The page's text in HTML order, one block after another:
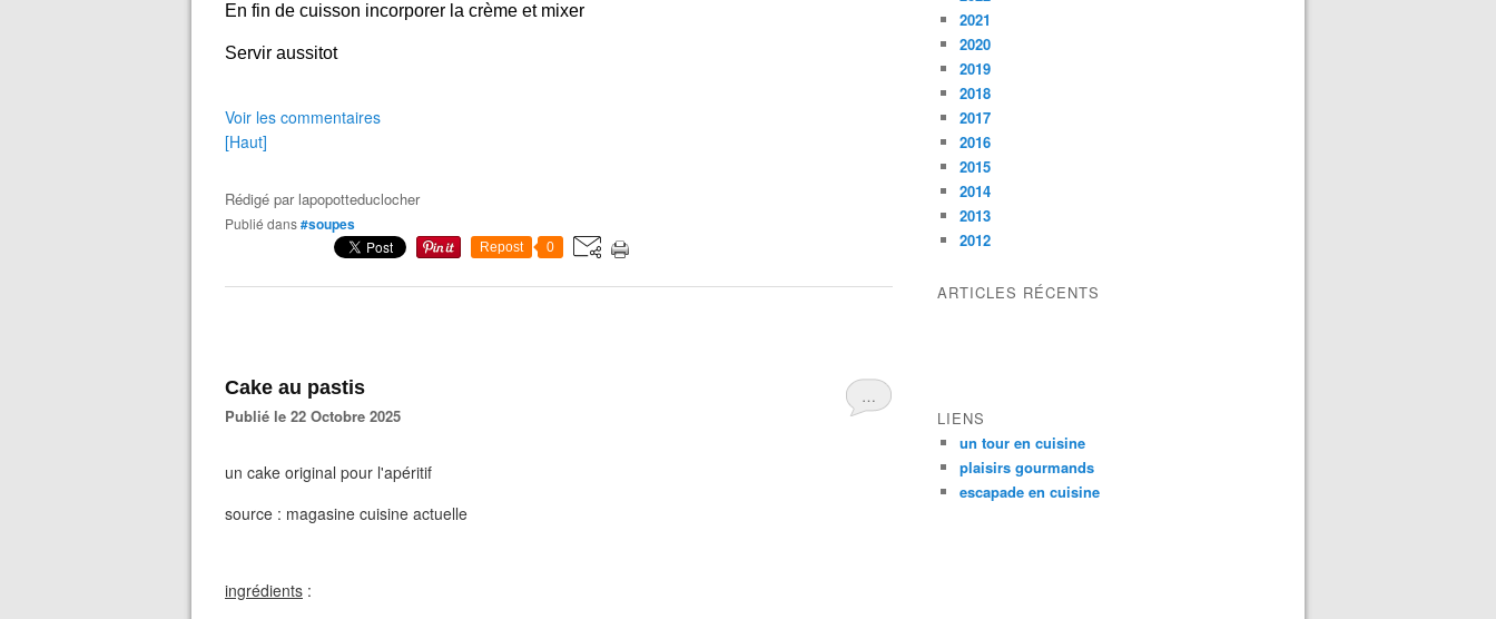
En fin de cuisson incorporer la crème et mixer
Servir aussitot
Voir les commentaires
[Haut]
Rédigé par lapopotteduclocher
Publié dans#soupes
Repost 0
…
Cake au pastis
Publié le 22 Octobre 2025
un cake original pour l'apéritif
source : magasine cuisine actuelle
ingrédients :
2021
2020
2019
2018
2017
2016
2015
2014
2013
2012
ARTICLES RÉCENTS
LIENS
un tour en cuisine
plaisirs gourmands
escapade en cuisine